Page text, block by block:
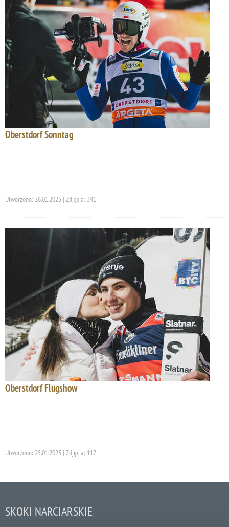
Oberstdorf Sonntag
Utworzono: 26.01.2025 | Zdjęcia: 341
Oberstdorf Flugshow
Utworzono: 25.01.2025 | Zdjęcia: 117
SKOKI NARCIARSKIE